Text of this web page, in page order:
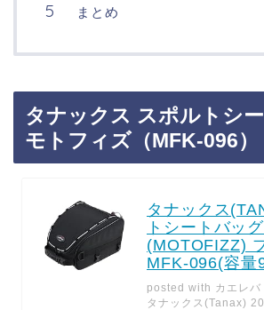
まとめ
タナックス スポルトシ
モトフィズ（MFK-096）
タナックス
トシートバッ
(MOTOFIZZ)
MFK-096(容量
posted with カエレバ
タナックス(Tanax)